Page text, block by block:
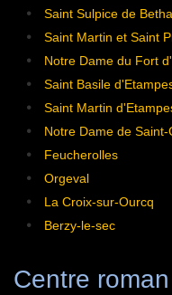
Saint Sulpice de
Saint Martin et Saint
Notre Dame du Fort
Saint Basile
Saint Martin
Notre Dame de
Feucherolles
Orgeval
La Croix-sur-Ourcq
Berzy-le-sec
Centre roman